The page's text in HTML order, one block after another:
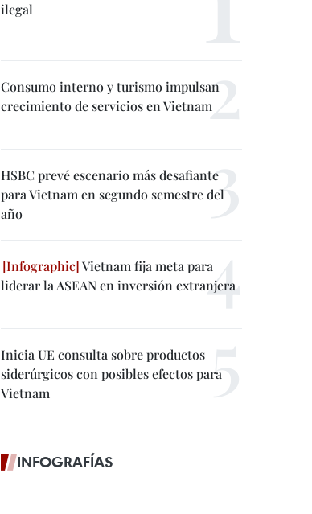
ilegal
Consumo interno y turismo impulsan
crecimiento de servicios en Vietnam
HSBC prevé escenario más desafiante
para Vietnam en segundo semestre del
año
Vietnam fija meta para
liderar la ASEAN en inversión extranjera
Inicia UE consulta sobre productos
siderúrgicos con posibles efectos para
Vietnam
INFOGRAFÍAS